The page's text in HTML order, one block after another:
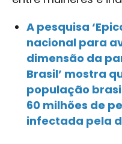
A pesquisa
nacional para
dimensão da
Brasil’ mostra
população
60 milhões de
infectada pela